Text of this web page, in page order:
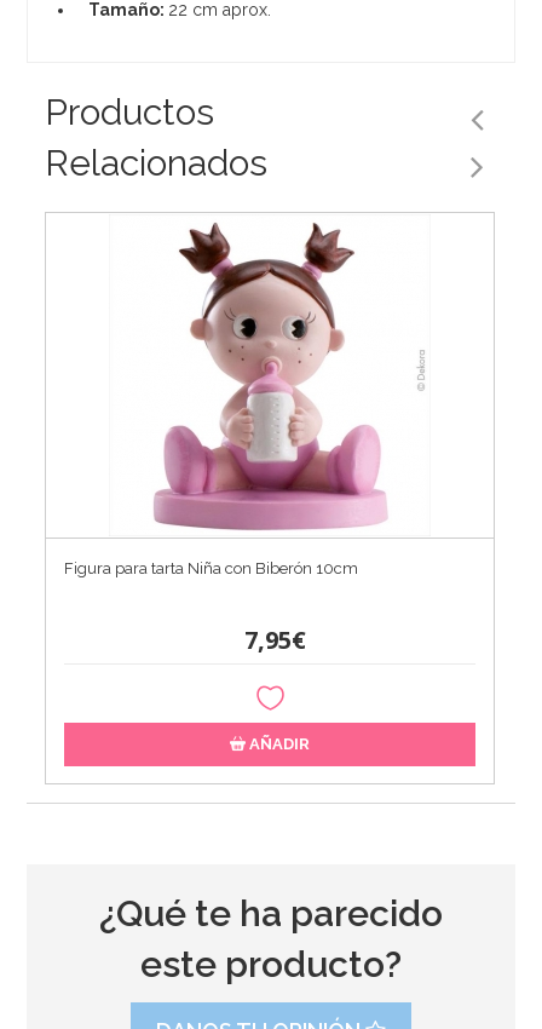
Tamaño: 22 cm aprox.
Productos
Relacionados
Figura para tarta Niña con Biberón 10cm
7,95€
AÑADIR
¿Qué te ha parecido
este producto?